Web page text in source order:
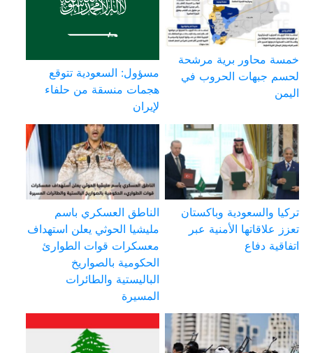
خمسة محاور برية مرشحة
لحسم جبهات الحروب في
اليمن
مسؤول: السعودية تتوقع
هجمات منسقة من حلفاء
لإيران
تركيا والسعودية وباكستان
تعزز علاقاتها الأمنية عبر
اتفاقية دفاع
الناطق العسكري باسم
مليشيا الحوثي يعلن استهداف
معسكرات قوات الطوارئ
الحكومية بالصواريخ
الباليستية والطائرات
المسيرة